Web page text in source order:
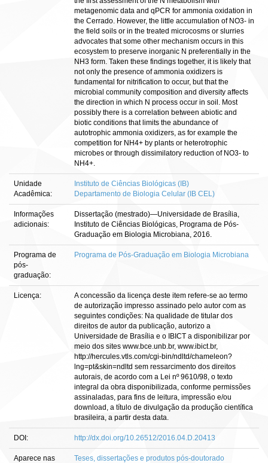
metagenomic data and qPCR for ammonia oxidation in
the Cerrado. However, the little accumulation of NO3- in
the field soils or in the treated microcosms or slurries
advocates that some other mechanism occurs in this
ecosystem to preserve inorganic N preferentially in the
NH3 form. Taken these findings together, it is likely that
not only the presence of ammonia oxidizers is
fundamental for nitrification to occur, but that the
microbial community composition and diversity affects
the direction in which N process occur in soil. Most
possibly there is a correlation between abiotic and
biotic conditions that limits the abundance of
autotrophic ammonia oxidizers, as for example the
competition for NH4+ by plants or heterotrophic
microbes or through dissimilatory reduction of NO3- to
NH4+.
Unidade
Acadêmica:
Instituto de Ciências Biológicas (IB)
Departamento de Biologia Celular (IB CEL)
Informações
adicionais:
Dissertação (mestrado)—Universidade de Brasília,
Instituto de Ciências Biológicas, Programa de Pós-
Graduação em Biologia Microbiana, 2016.
Programa de
pós-
graduação:
Programa de Pós-Graduação em Biologia Microbiana
Licença:
A concessão da licença deste item refere-se ao termo
de autorização impresso assinado pelo autor com as
seguintes condições: Na qualidade de titular dos
direitos de autor da publicação, autorizo a
Universidade de Brasília e o IBICT a disponibilizar por
meio dos sites www.bce.unb.br, www.ibict.br,
http://hercules.vtls.com/cgi-bin/ndltd/chameleon?
lng=pt&skin=ndltd sem ressarcimento dos direitos
autorais, de acordo com a Lei nº 9610/98, o texto
integral da obra disponibilizada, conforme permissões
assinaladas, para fins de leitura, impressão e/ou
download, a título de divulgação da produção científica
brasileira, a partir desta data.
DOI: http://dx.doi.org/10.26512/2016.04.D.20413
Aparece nas
Teses, dissertações e produtos pós-doutorado